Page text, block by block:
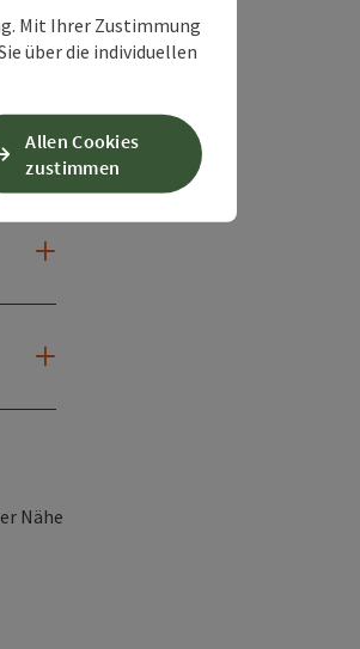
Nähe
Mit Ihrer Zustimmung
über die individuellen
Allen Cookies
zustimmen